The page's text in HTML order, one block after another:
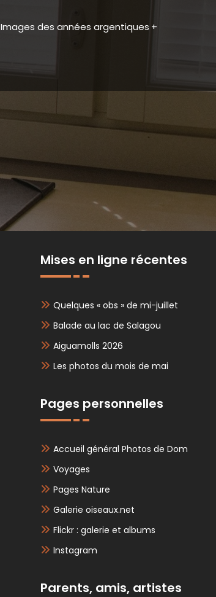
Images des années argentiques
Mises en ligne récentes
Quelques « obs » de mi-juillet
Balade au lac de Salagou
Aiguamolls 2026
Les photos du mois de mai
Pages personnelles
Accueil général Photos de Dom
Voyages
Pages Nature
Galerie oiseaux.net
Flickr : galerie et albums
Instagram
Parents, amis, artistes